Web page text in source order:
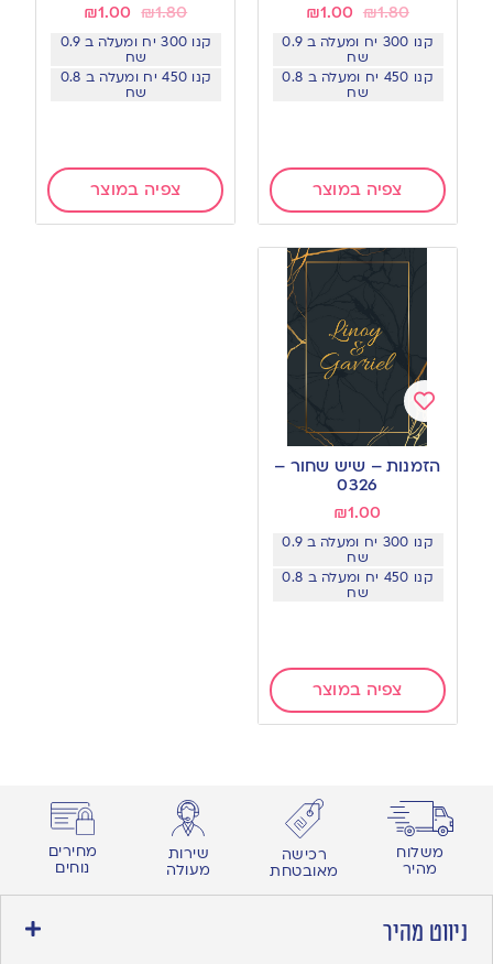
₪1.80
₪1.00
קנו 300 יח ומעלה ב 0.9
שח
קנו 450 יח ומעלה ב 0.8
שח
צפיה במוצר
₪1.80
₪1.00
קנו 300 יח ומעלה ב 0.9
שח
קנו 450 יח ומעלה ב 0.8
שח
צפיה במוצר
Add
to
wishlist
הזמנות – שיש שחור –
0326
₪1.00
קנו 300 יח ומעלה ב 0.9
שח
קנו 450 יח ומעלה ב 0.8
שח
צפיה במוצר
משלוח
מהיר
רכישה
מאובטחת
שירות
מעולה
מחירים
נוחים
ניווט מהיר